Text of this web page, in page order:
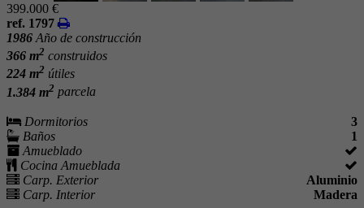
399.000 €
ref. 1797
1986 Año de construcción
366 m2 construidos
224 m2 útiles
1.384 m2 parcela
Dormitorios
3
Baños
1
Amueblado
Cocina Amueblada
Carp. Exterior
Aluminio
Carp. Interior
Madera